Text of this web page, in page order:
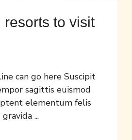
resorts to visit
can go here Suscipit
sagittis euismod
elementum felis
...